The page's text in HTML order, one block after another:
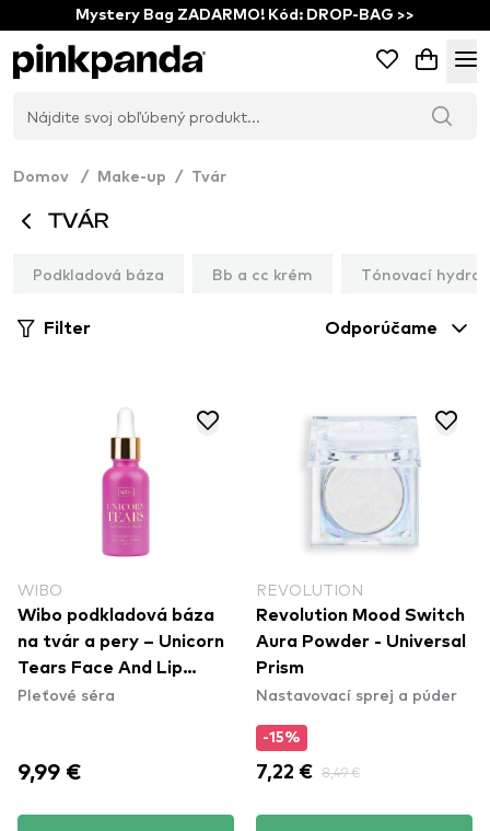
Mystery Bag ZADARMO! Kód: DROP-BAG >>
Domov / Make-up / Tvár
TVÁR
Podkladová báza Bb a cc krém Tónovací
Filter Odporúčame
WIBO
Wibo podkladová báza
na tvár a pery – Unicorn
Tears Face And Lip
Primer (CE288)
Pleťové séra
9,99 €
REVOLUTION
Revolution Mood Switch
Aura Powder - Universal
Prism
Nastavovací sprej a púder
-15%
7,22 € 8,49 €